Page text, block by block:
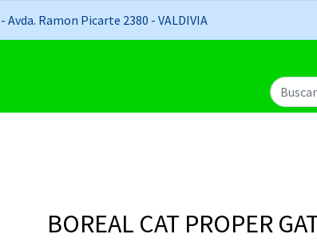
Avda. Ramon Picarte 2380 - VALDIVIA
BOREAL CAT PROPER